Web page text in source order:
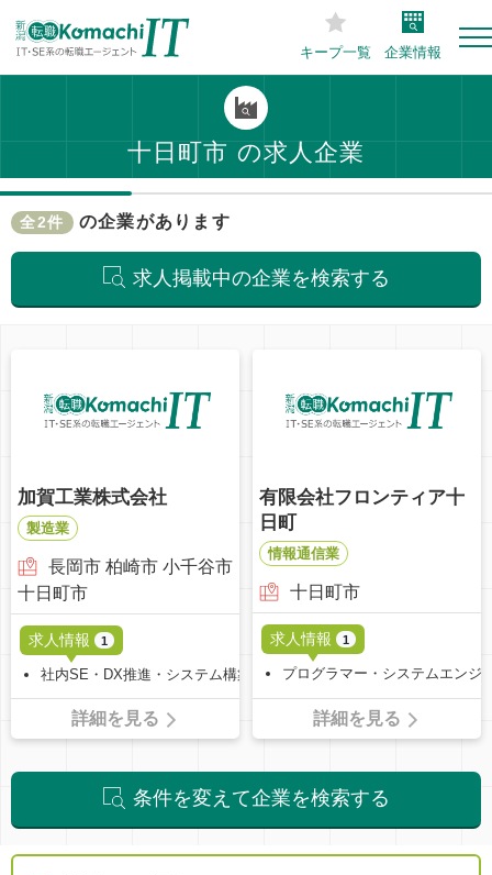
キープ一覧 企業情報
十日町市 の求人企業
全2件 の企業があります
求人掲載中の企業を検索する
加賀工業株式会社
製造業
長岡市 柏崎市 小千谷市
十日町市
求人情報 1
社内SE・DX推進・システム構築運用
詳細を見る
有限会社フロンティア十
日町
情報通信業
十日町市
求人情報 1
プログラマー・システムエンジ
詳細を見る
条件を変えて企業を検索する